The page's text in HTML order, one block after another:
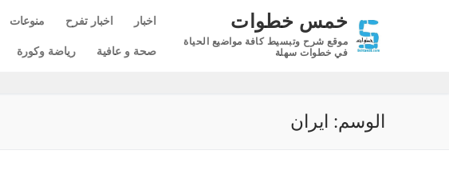
خمس خطوات
موقع شرح وتبسيط كافة مواضيع الحياة
في خطوات سهلة
اخبار اخبار تفرح منوعات
صحة و عافية
رياضة وكورة
الوسم: ايران